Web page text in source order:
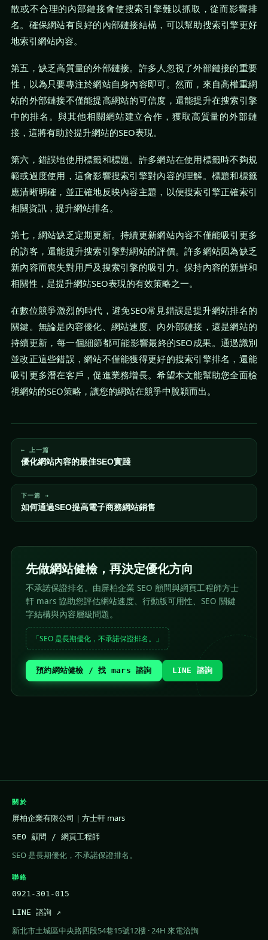
散或不合理的內部鏈接會使搜索引擎難以抓取，從而影響排
名。確保網站有良好的內部鏈接結構，可以幫助搜索引擎更好
地索引網站內容。
第五，缺乏高質量的外部鏈接。許多人忽視了外部鏈接的重要
性，以為只要專注於網站自身內容即可。然而，來自高權重網
站的外部鏈接不僅能提高網站的可信度，還能提升在搜索引擎
中的排名。與其他相關網站建立合作，獲取高質量的外部鏈
接，這將有助於提升網站的SEO表現。
第六，錯誤地使用標籤和標題。許多網站在使用標籤時不夠規
範或過度使用，這會影響搜索引擎對內容的理解。標題和標籤
應清晰明確，並正確地反映內容主題，以便搜索引擎正確索引
相關資訊，提升網站排名。
第七，網站缺乏定期更新。持續更新網站內容不僅能吸引更多
的訪客，還能提升搜索引擎對網站的評價。許多網站因為缺乏
新內容而喪失對用戶及搜索引擎的吸引力。保持內容的新鮮和
相關性，是提升網站SEO表現的有效策略之一。
在數位競爭激烈的時代，避免SEO常見錯誤是提升網站排名的
關鍵。無論是內容優化、網站速度、內外部鏈接，還是網站的
持續更新，每一個細節都可能影響最終的SEO成果。通過識別
並改正這些錯誤，網站不僅能獲得更好的搜索引擎排名，還能
吸引更多潛在客戶，促進業務增長。希望本文能幫助您全面檢
視網站的SEO策略，讓您的網站在競爭中脫穎而出。
← 上一篇
優化網站內容的最佳SEO實踐
下一篇 →
如何通過SEO提高電子商務網站銷售
先做網站健檢，再決定優化方向
不承諾保證排名。由屏柏企業 SEO 顧問與網頁工程師方士
軒 mars 協助您評估網站速度、行動版可用性、SEO 關鍵
字結構與內容層級問題。
「SEO 是長期優化，不承諾保證排名。」
預約網站健檢 / 找 mars 諮詢 LINE 諮詢
關於
屏柏企業有限公司｜方士軒 mars
SEO 顧問 / 網頁工程師
SEO 是長期優化，不承諾保證排名。
聯絡
0921-301-015
LINE 諮詢 ↗
新北市土城區中央路四段54巷15號12樓 · 24H 來電洽詢